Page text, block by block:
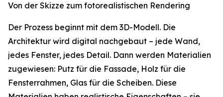
Von der Skizze zum fotorealistischen Rendering
Der Prozess beginnt mit dem 3D-Modell. Die
Architektur wird digital nachgebaut – jede Wand,
jedes Fenster, jedes Detail. Dann werden Materialien
zugewiesen: Putz für die Fassade, Holz für die
Fensterrahmen, Glas für die Scheiben. Diese